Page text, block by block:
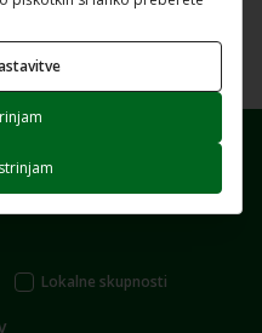
Lokalne skupnosti
strinjam